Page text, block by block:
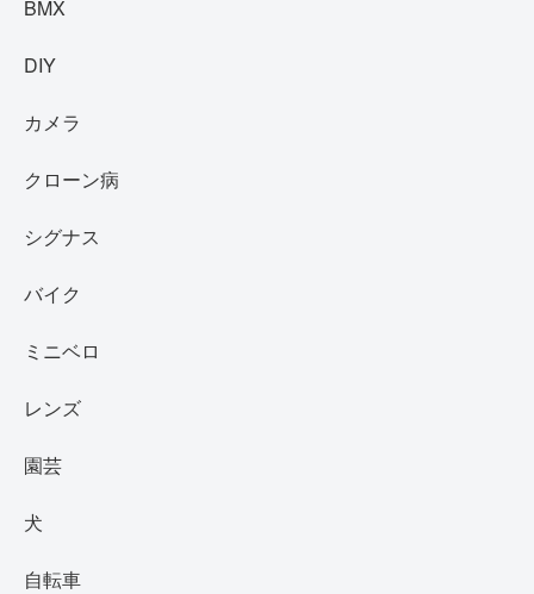
BMX
DIY
カメラ
クローン病
シグナス
バイク
ミニベロ
レンズ
園芸
犬
自転車